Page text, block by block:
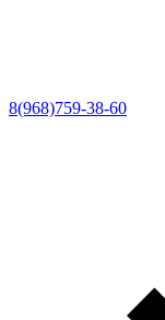
8(968)759-38-60